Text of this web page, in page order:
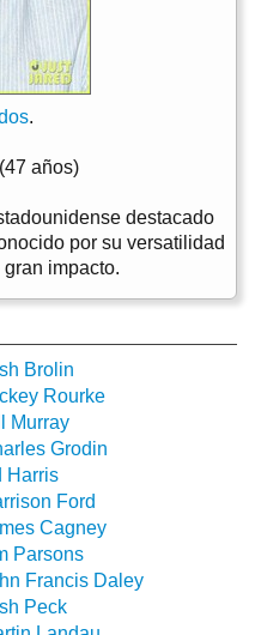
.
años)
destacado
por su versatilidad
impacto.
Brolin
Rourke
Murray
Grodin
Harris
Ford
Cagney
Parsons
Francis Daley
Peck